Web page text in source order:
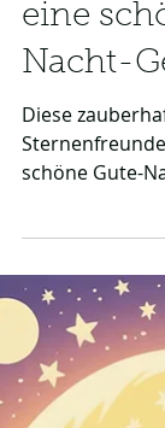
Magie
Funkel
zwei
eine
Diese
Sternenfreunde
schöne Gute-
Gemeinsam
Helden ein
Nachthimmel,